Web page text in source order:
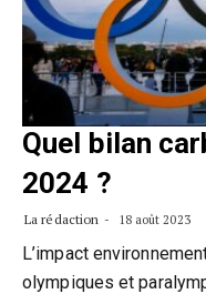
Quel bilan
2024 ?
La rédaction 18 août 2023
L’impact
olympiques et